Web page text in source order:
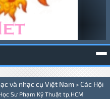
và nhạc cụ Việt Nam > Các Hội
Sư Phạm Kỹ Thuật tp,HCM